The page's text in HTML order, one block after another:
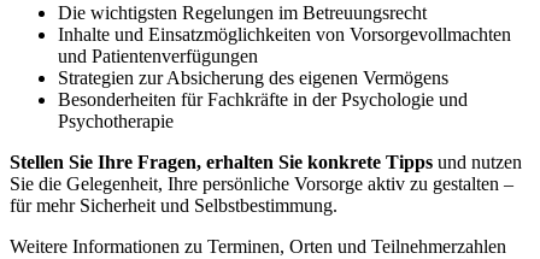
Die wichtigsten Regelungen im Betreuungsrecht
Inhalte und Einsatzmöglichkeiten von Vorsorgevollmachten
und Patientenverfügungen
Strategien zur Absicherung des eigenen Vermögens
Besonderheiten für Fachkräfte in der Psychologie und
Psychotherapie
Stellen Sie Ihre Fragen, erhalten Sie konkrete Tipps und nutzen
Sie die Gelegenheit, Ihre persönliche Vorsorge aktiv zu gestalten –
für mehr Sicherheit und Selbstbestimmung.
Weitere Informationen zu Terminen, Orten und Teilnehmerzahlen